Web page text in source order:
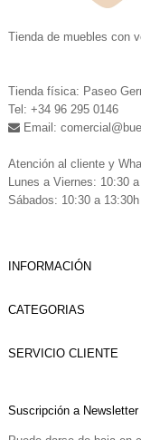
Tienda de muebles con
Tienda física: Paseo
Tel: +34 96 295 0146
Email: comercial
Atención al cliente y
Lunes a Viernes: 10:30
Sábados: 10:30 a 13:30h
INFORMACIÓN
CATEGORIAS
SERVICIO CLIENTE
Suscripción a Newsletter